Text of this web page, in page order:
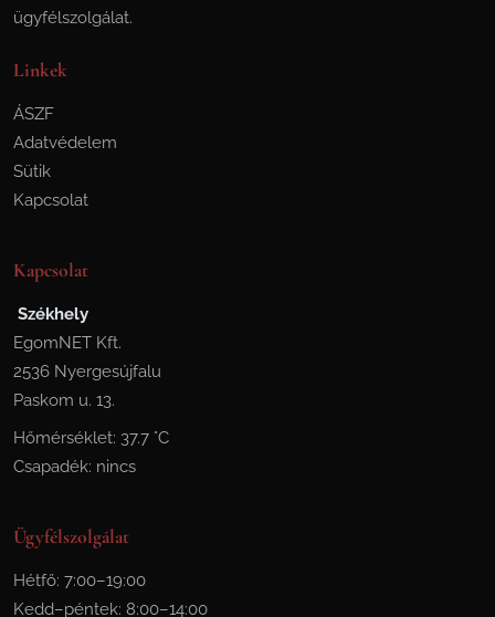
ügyfélszolgálat.
Linkek
ÁSZF
Adatvédelem
Sütik
Kapcsolat
Kapcsolat
Székhely
EgomNET Kft.
2536 Nyergesújfalu
Paskom u. 13.
Hőmérséklet: 37.7 °C
Csapadék: nincs
Ügyfélszolgálat
Hétfő: 7:00–19:00
Kedd–péntek: 8:00–14:00